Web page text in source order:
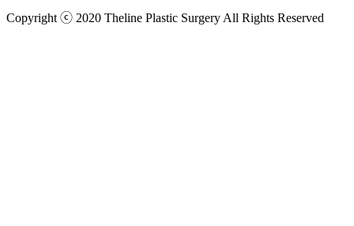
Copyright ⓒ 2020 Theline Plastic Surgery All Rights Reserved